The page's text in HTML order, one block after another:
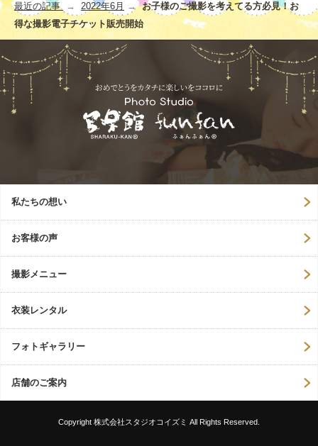
稿
ナ
ゲ
ー
シ
最近の記事 2022年6月
お子様のご撮影を考えてる方必見！お
得な撮影電子チケット販売開始
私たちの想い
お客様の声
撮影メニュー
衣装レンタル
フォトギャラリー
店舗のご案内
Copyright 株式会社スタジオコイズミ All Rights Reserved.